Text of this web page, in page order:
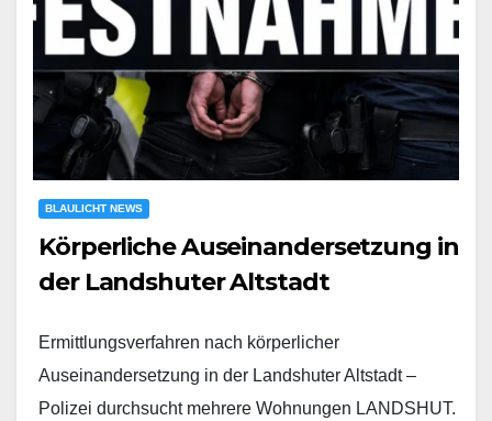
BLAULICHT NEWS
Körperliche Auseinandersetzung in
der Landshuter Altstadt
Ermittlungsverfahren nach körperlicher
Auseinandersetzung in der Landshuter Altstadt –
Polizei durchsucht mehrere Wohnungen LANDSHUT.